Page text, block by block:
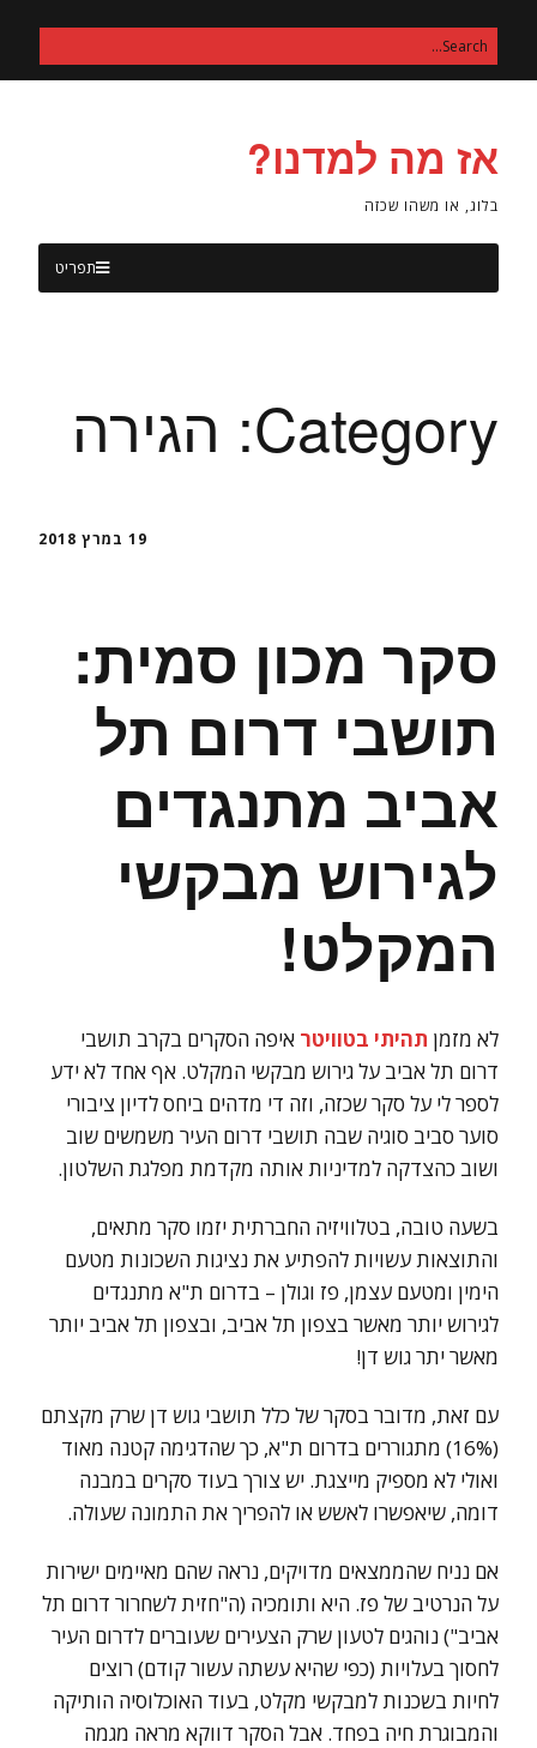
אז מה למדנו?
בלוג, או משהו שכזה
תפריט
Category: הגירה
19 במרץ 2018
סקר מכון סמית:
תושבי דרום תל
אביב מתנגדים
לגירוש מבקשי
המקלט!
לא מזמן תהיתי בטוויטר איפה הסקרים בקרב תושבי
דרום תל אביב על גירוש מבקשי המקלט. אף אחד לא ידע
לספר לי על סקר שכזה, וזה די מדהים ביחס לדיון ציבורי
סוער סביב סוגיה שבה תושבי דרום העיר משמשים שוב
ושוב כהצדקה למדיניות אותה מקדמת מפלגת השלטון.
בשעה טובה, בטלוויזיה החברתית יזמו סקר מתאים,
והתוצאות עשויות להפתיע את נציגות השכונות מטעם
הימין ומטעם עצמן, פז וגולן – בדרום ת"א מתנגדים
לגירוש יותר מאשר בצפון תל אביב, ובצפון תל אביב יותר
מאשר יתר גוש דן!
עם זאת, מדובר בסקר של כלל תושבי גוש דן שרק מקצתם
(16%) מתגוררים בדרום ת"א, כך שהדגימה קטנה מאוד
ואולי לא מספיק מייצגת. יש צורך בעוד סקרים במבנה
דומה, שיאפשרו לאשש או להפריך את התמונה שעולה.
אם נניח שהממצאים מדויקים, נראה שהם מאיימים ישירות
על הנרטיב של פז. היא ותומכיה (ה"חזית לשחרור דרום תל
אביב") נוהגים לטעון שרק הצעירים שעוברים לדרום העיר
לחסוך בעלויות (כפי שהיא עשתה עשור קודם) רוצים
לחיות בשכנות למבקשי מקלט, בעוד האוכלוסיה הותיקה
והמבוגרת חיה בפחד. אבל הסקר דווקא מראה מגמה